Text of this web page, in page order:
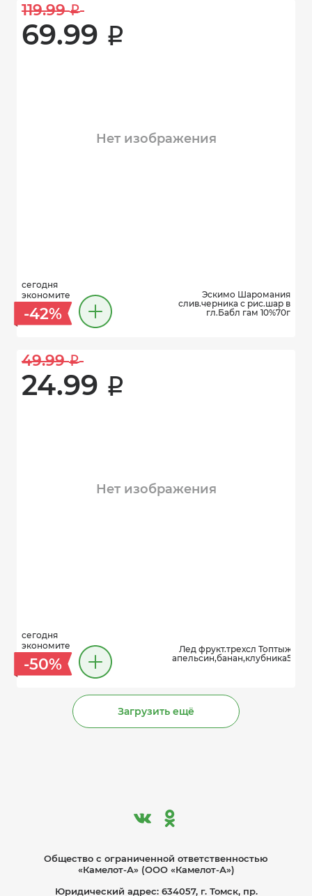
119.99 i
69.99 i
Нет изображения
сегодня
экономите
-42%
Эскимо Шаромания
слив.черника с рис.шар в
гл.Бабл гам 10%70г
49.99 i
24.99 i
Нет изображения
сегодня
экономите
-50%
Лед фрукт.трехсл Топтыжка
апельсин,банан,клубника50г
Загрузить ещё
Общество с ограниче­нной ответственностью
«Камелот-А» (ООО «Камелот-А»)
Юридический адрес: 634057, г. Томск, пр.